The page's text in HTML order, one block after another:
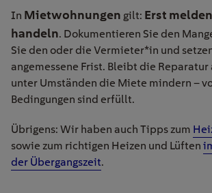
In Mietwohnungen gilt: Erst
handeln. Dokumentieren Sie den
Sie den oder die Vermieter*in und
angemessene Frist. Bleibt die Reparatur
unter Umständen die Miete mindern –
Bedingungen sind erfüllt.
Übrigens: Wir haben auch Tipps zum
sowie zum richtigen Heizen und Lüften
der Übergangszeit.